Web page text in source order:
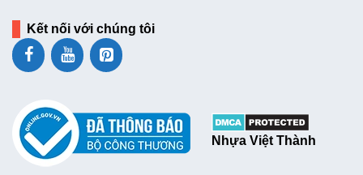
Kết nối với chúng tôi
Nhựa Việt Thành